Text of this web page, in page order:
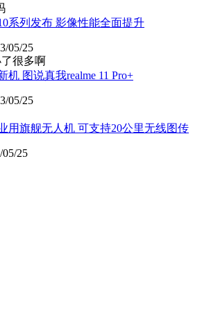
系列发布 影像性能全面提升
05/25
了很多啊
机 图说真我realme 11 Pro+
05/25
用旗舰无人机 可支持20公里无线图传
05/25